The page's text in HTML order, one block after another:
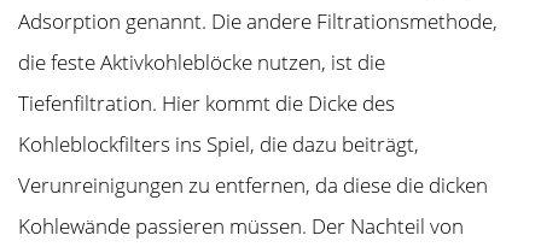
Adsorption genannt. Die andere Filtrationsmethode,
die feste Aktivkohleblöcke nutzen, ist die
Tiefenfiltration. Hier kommt die Dicke des
Kohleblockfilters ins Spiel, die dazu beiträgt,
Verunreinigungen zu entfernen, da diese die dicken
Kohlewände passieren müssen. Der Nachteil von